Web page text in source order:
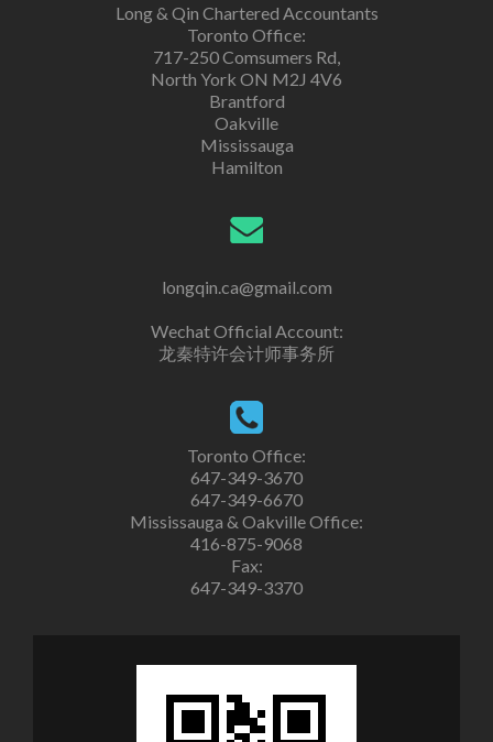
Long & Qin Chartered Accountants
Toronto Office:
717-250 Comsumers Rd,
North York ON M2J 4V6
Brantford
Oakville
Mississauga
Hamilton
longqin.ca@gmail.com
Wechat Official Account:
龙秦特许会计师事务所
Toronto Office:
647-349-3670
647-349-6670
Mississauga & Oakville Office:
416-875-9068
Fax:
647-349-3370